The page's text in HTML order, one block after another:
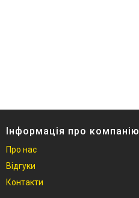
Інформація про компанію
Про нас
Відгуки
Контакти